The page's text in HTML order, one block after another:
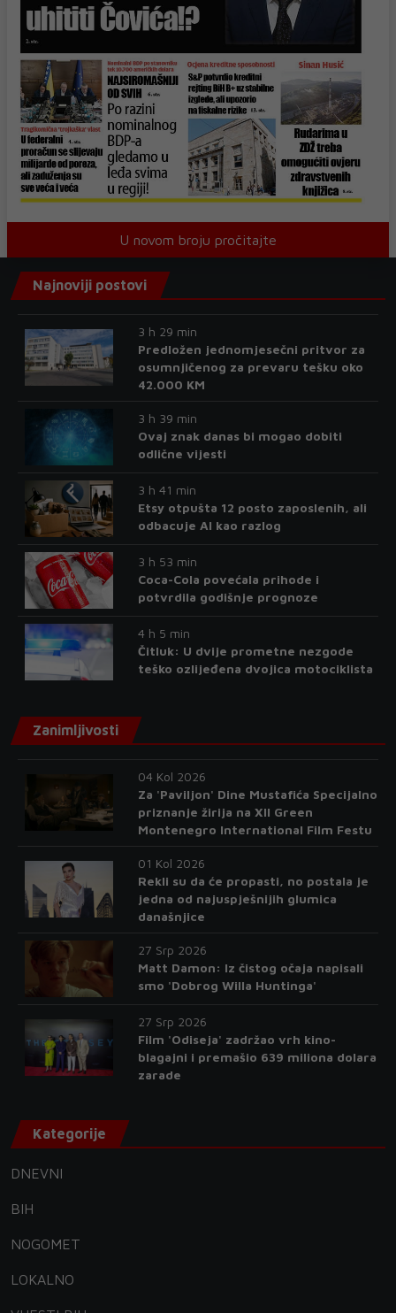
U novom broju pročitajte
Najnoviji postovi
3 h 29 min
Predložen jednomjesečni pritvor za
osumnjičenog za prevaru tešku oko
42.000 KM
3 h 39 min
Ovaj znak danas bi mogao dobiti
odlične vijesti
3 h 41 min
Etsy otpušta 12 posto zaposlenih, ali
odbacuje AI kao razlog
3 h 53 min
Coca-Cola povećala prihode i
potvrdila godišnje prognoze
4 h 5 min
Čitluk: U dvije prometne nezgode
teško ozlijeđena dvojica motociklista
Zanimljivosti
04 Kol 2026
Za 'Paviljon' Dine Mustafića Specijalno
priznanje žirija na XII Green
Montenegro International Film Festu
01 Kol 2026
Rekli su da će propasti, no postala je
jedna od najuspješnijih glumica
današnjice
27 Srp 2026
Matt Damon: Iz čistog očaja napisali
smo 'Dobrog Willa Huntinga'
27 Srp 2026
Film 'Odiseja' zadržao vrh kino-
blagajni i premašio 639 miliona dolara
zarade
Kategorije
DNEVNI
BIH
NOGOMET
LOKALNO